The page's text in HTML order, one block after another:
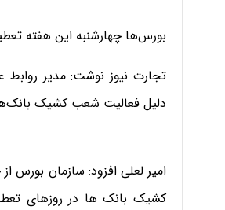
بورس‌ها چهارشنبه این هفته
تجارت نیوز نوشت: مدیر روابط
دلیل فعالیت شعب کشیک
امیر لعلی افزود: سازمان بورس
کشیک بانک ها در روزهای